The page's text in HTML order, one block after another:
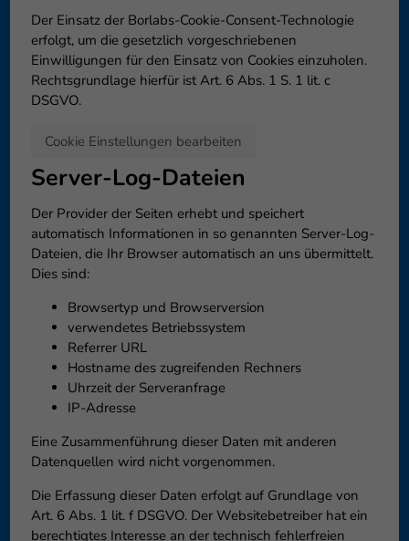
Der Einsatz der Borlabs-Cookie-Consent-Technologie
erfolgt, um die gesetzlich vorgeschriebenen
Einwilligungen für den Einsatz von Cookies einzuholen.
Rechtsgrundlage hierfür ist Art. 6 Abs. 1 S. 1 lit. c
DSGVO.
Cookie Einstellungen bearbeiten
Server-Log-Dateien
Der Provider der Seiten erhebt und speichert
automatisch Informationen in so genannten Server-Log-
Dateien, die Ihr Browser automatisch an uns übermittelt.
Dies sind:
Browsertyp und Browserversion
verwendetes Betriebssystem
Referrer URL
Hostname des zugreifenden Rechners
Uhrzeit der Serveranfrage
IP-Adresse
Eine Zusammenführung dieser Daten mit anderen
Datenquellen wird nicht vorgenommen.
Die Erfassung dieser Daten erfolgt auf Grundlage von
Art. 6 Abs. 1 lit. f DSGVO. Der Websitebetreiber hat ein
berechtigtes Interesse an der technisch fehlerfreien